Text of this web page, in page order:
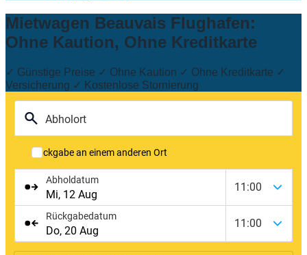
Mietwagen Beauvais Flughafen:
Ohne Kaution, Ohne Kreditkarte
✓ Günstige Preise ✓ Ohne Kaution ✓ Ohne Kreditkarte ✓
Versicherung ✓ Kostenlose Stornierung